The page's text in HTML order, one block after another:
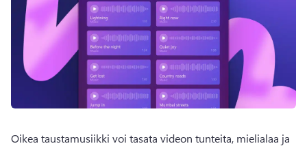
Oikea taustamusiikki voi tasata videon tunteita, mielialaa ja